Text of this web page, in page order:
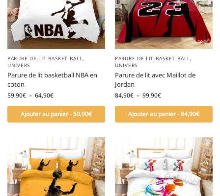
PARURE DE LIT BASKET BALL,
UNIVERS
Parure de lit basketball NBA en
coton
59,90€ – 64,90€
Ajouter au panier - 59,90€
PARURE DE LIT BASKET BALL,
UNIVERS
Parure de lit avec Maillot de
Jordan
84,90€ – 99,90€
Ajouter au panier - 84,90€